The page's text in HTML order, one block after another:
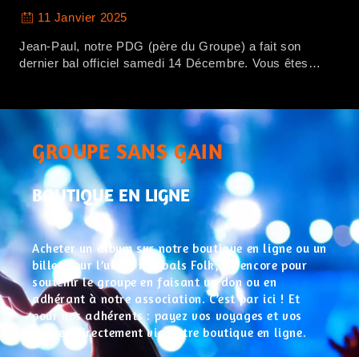
11 Janvier 2025
Jean-Paul, notre PDG (père du Groupe) a fait son
dernier bal officiel samedi 14 Décembre. Vous êtes…
GROUPE SANS GAIN
BOUTIQUE EN LIGNE
Acheter un album sur notre boutique en ligne ou un
billet pour l’un de nos bals Folk, ou encore pour
soutenir le groupe en faisant un don ou en
adhérant à notre association. C’est par ici ! Et
pour nos adhérents : payez vos voyages et vos
stages directement via notre boutique en ligne.